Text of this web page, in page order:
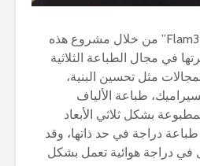
وقد كان هدف شركة “Flam3D” من خلال مشروع هذه
في مجال الطباعة الثلاثية
مثل تحسين البنية،
طباعة الألياف
بشكل ثلاثي الأبعاد
دراجة في حد ذاتها، وقد
في دراجة هوائية تعمل بشكل